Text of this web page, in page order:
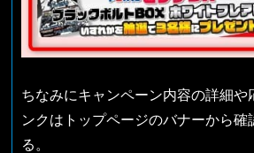
ちなみにキャンペーン内容の詳細や
ンクはトップページのバナーから確
る。